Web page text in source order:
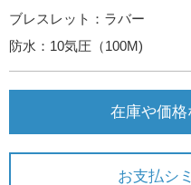
ブレスレット：ラバー
防水：10気圧（100M)
在庫や価
お支払シ